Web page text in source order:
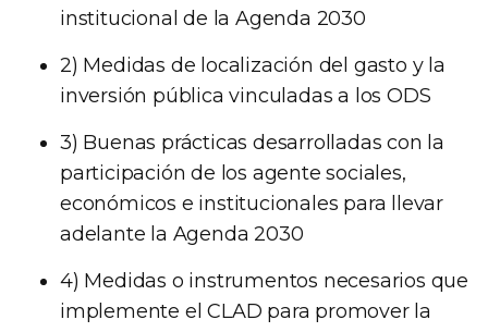
institucional de la Agenda 2030
2) Medidas de localización del gasto y la
inversión pública vinculadas a los ODS
3) Buenas prácticas desarrolladas con la
participación de los agente sociales,
económicos e institucionales para llevar
adelante la Agenda 2030
4) Medidas o instrumentos necesarios que
implemente el CLAD para promover la